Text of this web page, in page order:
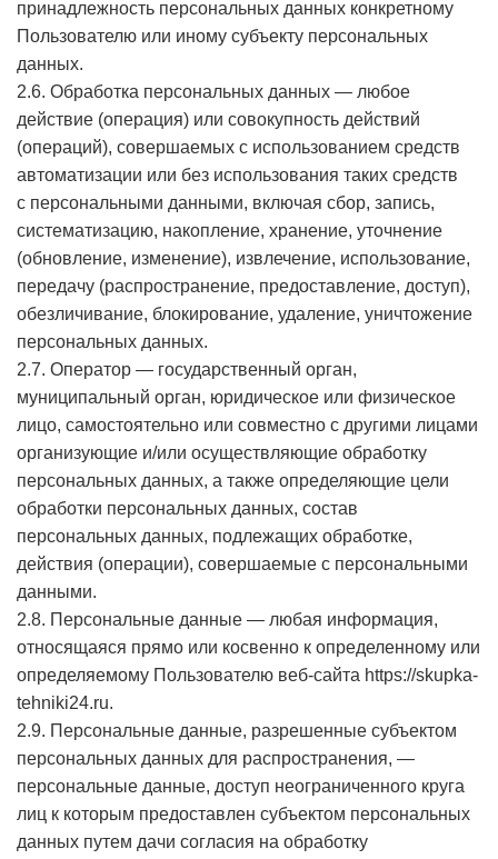
принадлежность персональных данных конкретному
Пользователю или иному субъекту персональных
данных.
2.6. Обработка персональных данных — любое
действие (операция) или совокупность действий
(операций), совершаемых с использованием средств
автоматизации или без использования таких средств
с персональными данными, включая сбор, запись,
систематизацию, накопление, хранение, уточнение
(обновление, изменение), извлечение, использование,
передачу (распространение, предоставление, доступ),
обезличивание, блокирование, удаление, уничтожение
персональных данных.
2.7. Оператор — государственный орган,
муниципальный орган, юридическое или физическое
лицо, самостоятельно или совместно с другими лицами
организующие и/или осуществляющие обработку
персональных данных, а также определяющие цели
обработки персональных данных, состав
персональных данных, подлежащих обработке,
действия (операции), совершаемые с персональными
данными.
2.8. Персональные данные — любая информация,
относящаяся прямо или косвенно к определенному или
определяемому Пользователю веб-сайта https://skupka-
tehniki24.ru.
2.9. Персональные данные, разрешенные субъектом
персональных данных для распространения, —
персональные данные, доступ неограниченного круга
лиц к которым предоставлен субъектом персональных
данных путем дачи согласия на обработку